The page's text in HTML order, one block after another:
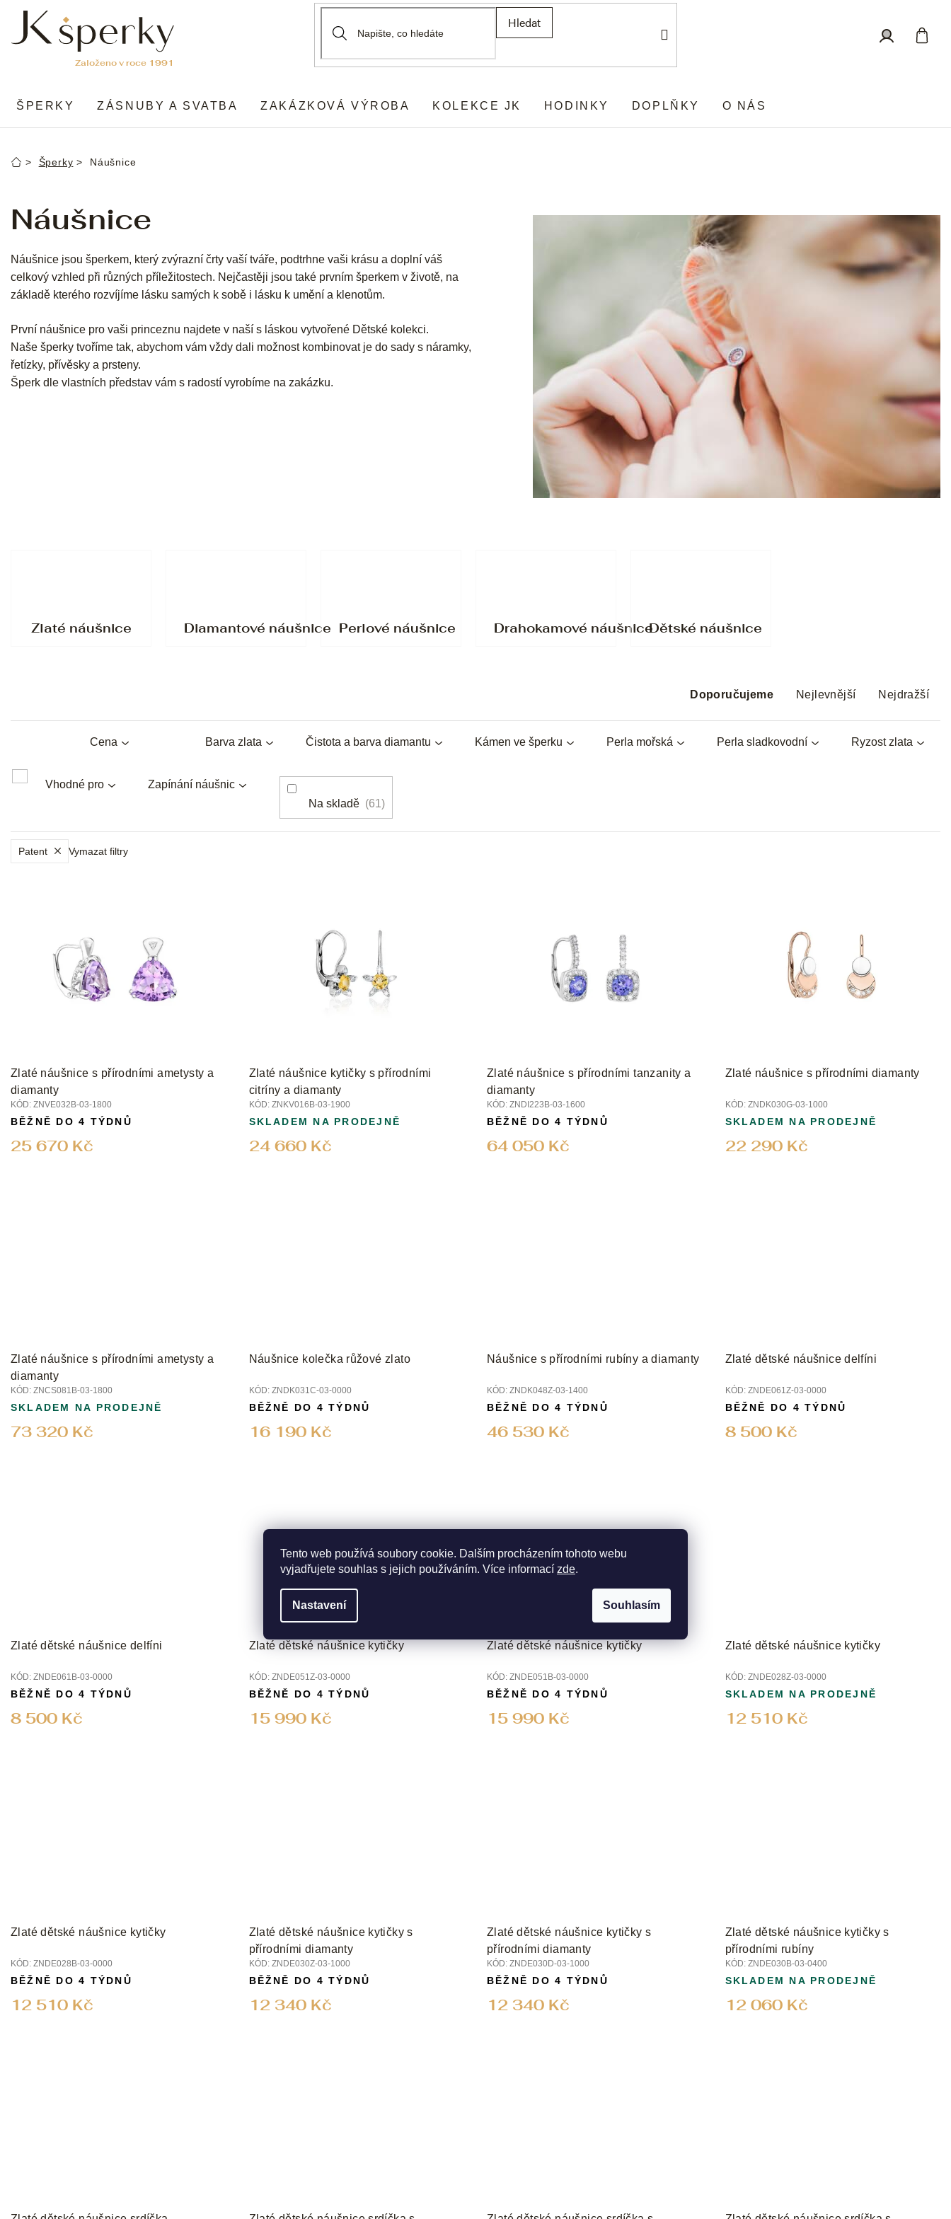
Tento web používá soubory cookie. Dalším procházením tohoto webu
vyjadřujete souhlas s jejich používáním. Více informací zde.
Nastavení Souhlasím
obsah
Hledat
ŠPERKY ZÁSNUBY A SVATBA ZAKÁZKOVÁ VÝROBA KOLEKCE JK HODINKY DOPLŇKY O NÁS
DomůŠperky Náušnice
Náušnice
Náušnice jsou šperkem, který zvýrazní črty vaší tváře, podtrhne vaši krásu a doplní váš
celkový vzhled při různých příležitostech. Nejčastěji jsou také prvním šperkem v životě, na
základě kterého rozvíjíme lásku samých k sobě i lásku k umění a klenotům.
První náušnice pro vaši princeznu najdete v naší s láskou vytvořené Dětské kolekci.
Naše šperky tvoříme tak, abychom vám vždy dali možnost kombinovat je do sady s náramky,
řetízky, přívěsky a prsteny.
Šperk dle vlastních představ vám s radostí vyrobíme na zakázku.
Zlaté náušnice Diamantové náušnice Perlové náušnice Drahokamové náušniceDětské náušnice
z
n
d
Doporučujeme Nejlevnější Nejdražší
Barva zlata Čistota a barva diamantu Kámen ve šperku Perla mořská Perla sladkovodní Ryzost zlata
Vhodné pro Zapínání náušnic
Cena
Na skladě 61
Patent Vymazat filtry
t
ů
Zlaté náušnice s přírodními ametysty a
diamanty
KÓD: ZNVE032B-03-1800
25 670 Kč
BĚŽNĚ DO 4 TÝDNŮ
Zlaté náušnice kytičky s přírodními
citríny a diamanty
KÓD: ZNKV016B-03-1900
24 660 Kč
SKLADEM NA PRODEJNĚ
Zlaté náušnice s přírodními tanzanity a
diamanty
KÓD: ZNDI223B-03-1600
64 050 Kč
BĚŽNĚ DO 4 TÝDNŮ
Zlaté náušnice s přírodními diamanty
KÓD: ZNDK030G-03-1000
22 290 Kč
SKLADEM NA PRODEJNĚ
Zlaté náušnice s přírodními ametysty a
diamanty
KÓD: ZNCS081B-03-1800
73 320 Kč
SKLADEM NA PRODEJNĚ
Náušnice kolečka růžové zlato
KÓD: ZNDK031C-03-0000
16 190 Kč
BĚŽNĚ DO 4 TÝDNŮ
Náušnice s přírodními rubíny a diamanty
KÓD: ZNDK048Z-03-1400
46 530 Kč
BĚŽNĚ DO 4 TÝDNŮ
Zlaté dětské náušnice delfíni
KÓD: ZNDE061Z-03-0000
8 500 Kč
BĚŽNĚ DO 4 TÝDNŮ
Zlaté dětské náušnice delfíni
KÓD: ZNDE061B-03-0000
8 500 Kč
BĚŽNĚ DO 4 TÝDNŮ
Zlaté dětské náušnice kytičky
KÓD: ZNDE051Z-03-0000
15 990 Kč
BĚŽNĚ DO 4 TÝDNŮ
Zlaté dětské náušnice kytičky
KÓD: ZNDE051B-03-0000
15 990 Kč
BĚŽNĚ DO 4 TÝDNŮ
Zlaté dětské náušnice kytičky
KÓD: ZNDE028Z-03-0000
12 510 Kč
SKLADEM NA PRODEJNĚ
Zlaté dětské náušnice kytičky
KÓD: ZNDE028B-03-0000
12 510 Kč
BĚŽNĚ DO 4 TÝDNŮ
Zlaté dětské náušnice kytičky s
přírodními diamanty
KÓD: ZNDE030Z-03-1000
12 340 Kč
BĚŽNĚ DO 4 TÝDNŮ
Zlaté dětské náušnice kytičky s
přírodními diamanty
KÓD: ZNDE030D-03-1000
12 340 Kč
BĚŽNĚ DO 4 TÝDNŮ
Zlaté dětské náušnice kytičky s
přírodními rubíny
KÓD: ZNDE030B-03-0400
12 060 Kč
SKLADEM NA PRODEJNĚ